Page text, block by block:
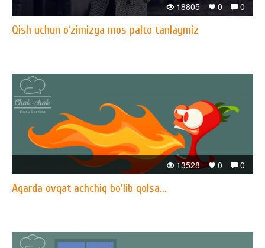
0
0
18805
Qish uchun o‘zimizga mos palto tanlaymiz
0
0
13528
Agarda ovqat achchiq bo'lib qolsa...